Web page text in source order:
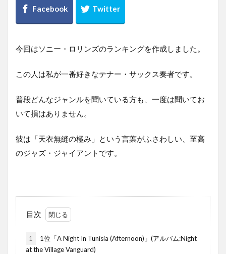
今回はソニー・ロリンズのランキングを作成しました。
この人は私が一番好きなテナー・サックス奏者です。
普段どんなジャンルを聞いている方も、一度は聞いてお
いて損はありません。
彼は「天衣無縫の極み」という言葉がふさわしい、至高
のジャズ・ジャイアントです。
目次
1
1位「A Night In Tunisia (Afternoon)」(アルバム:Night
at the Village Vanguard)